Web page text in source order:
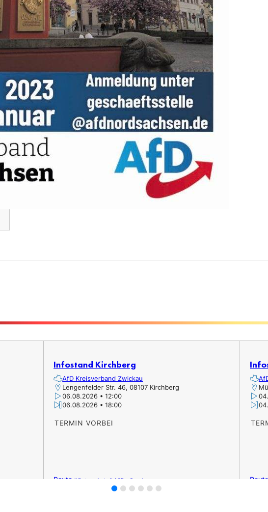
Infostand Kirchberg
AfD Kreisverband Zwickau
Lengenfelder Str. 46, 08107 Kirchberg
06.08.2026 • 12:00
06.08.2026 • 18:00
TERMIN VORBEI
Route »Datenschutz & AGB – Google